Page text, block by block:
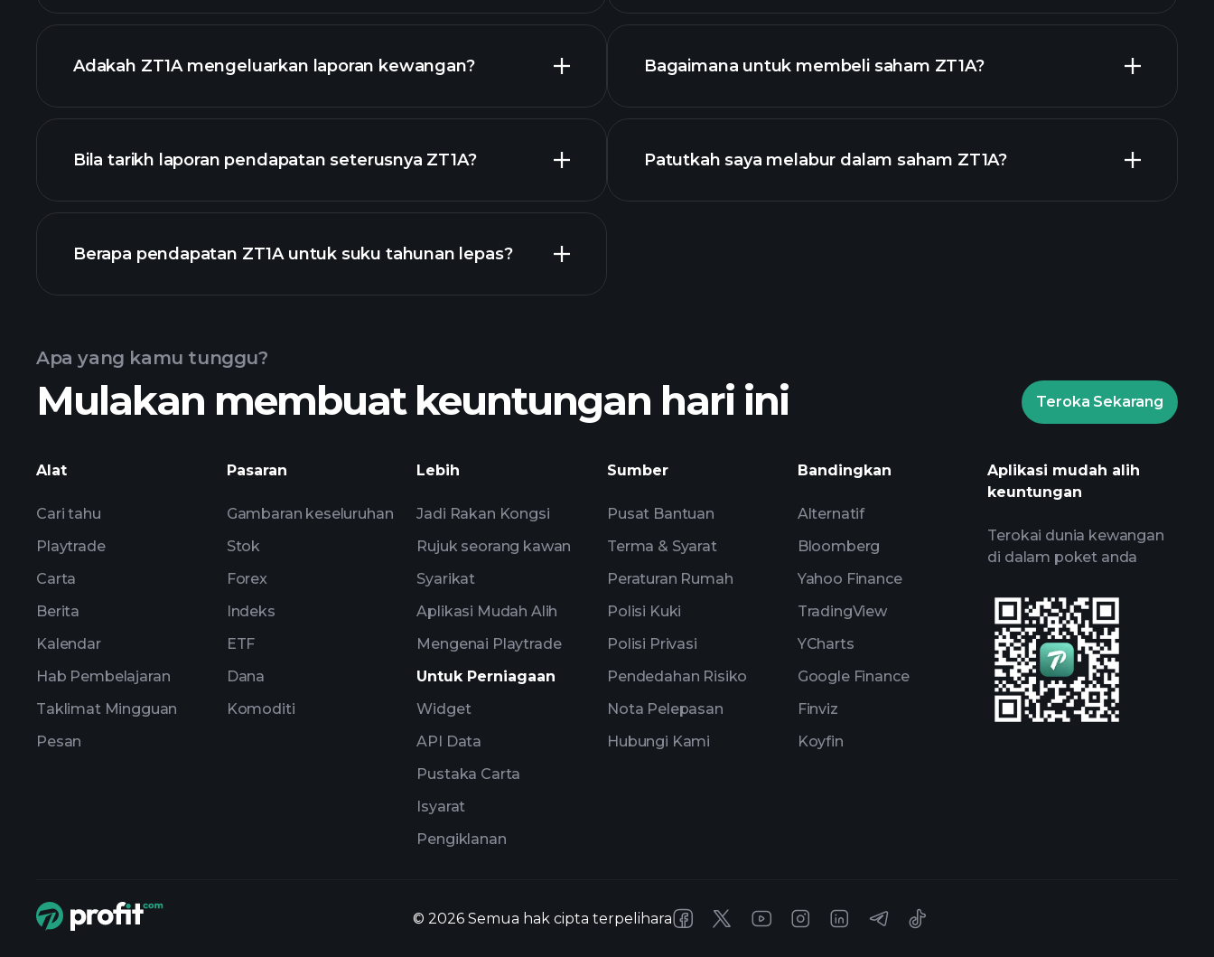
senarai saham kami
Adakah ZT1A mengeluarkan laporan kewangan?
kewangan ZT1A
Bila tarikh laporan pendapatan seterusnya ZT1A?
Berapa pendapatan ZT1A untuk suku tahunan lepas?
laporan
Bagaimana untuk membeli saham ZT1A?
Patutkah saya melabur dalam saham ZT1A?
Watchlists
Portfolia Bilionaire
Apa yang kamu tunggu?
Mulakan membuat keuntungan hari ini Teroka Sekarang
Alat
Cari tahu
Playtrade
Carta
Berita
Kalendar
Hab Pembelajaran
Taklimat Mingguan
Pesan
Pasaran
Gambaran keseluruhan
Stok
Forex
Indeks
ETF
Dana
Komoditi
Lebih
Jadi Rakan Kongsi
Rujuk seorang kawan
Syarikat
Aplikasi Mudah Alih
Mengenai Playtrade
Untuk Perniagaan
Widget
API Data
Pustaka Carta
Isyarat
Pengiklanan
Sumber
Pusat Bantuan
Terma & Syarat
Peraturan Rumah
Polisi Kuki
Polisi Privasi
Pendedahan Risiko
Nota Pelepasan
Hubungi Kami
Bandingkan
Alternatif
Bloomberg
Yahoo Finance
TradingView
YCharts
Google Finance
Finviz
Koyfin
Aplikasi mudah alih
keuntungan
Terokai dunia kewangan
di dalam poket anda
© 2026 Semua hak cipta terpelihara